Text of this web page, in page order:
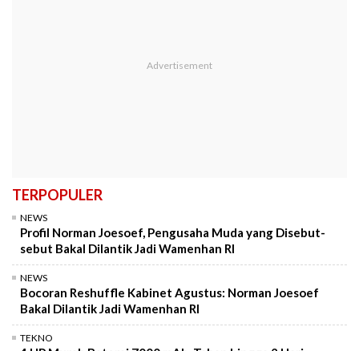
TERPOPULER
NEWS
Profil Norman Joesoef, Pengusaha Muda yang Disebut-
sebut Bakal Dilantik Jadi Wamenhan RI
NEWS
Bocoran Reshuffle Kabinet Agustus: Norman Joesoef
Bakal Dilantik Jadi Wamenhan RI
TEKNO